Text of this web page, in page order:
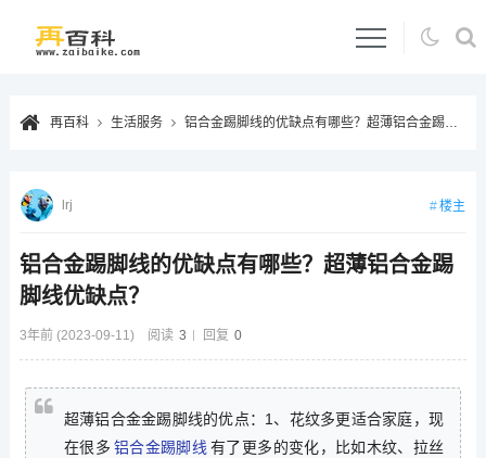
再百科 生活服务 铝合金踢脚线的优缺点有哪些？超薄铝合金踢脚线优缺点？
铝合金踢脚线的优缺点有哪些？超薄铝合金踢
脚线优缺点？
3年前 (2023-09-11) 阅读 3 回复 0
lrj 楼主
超薄铝合金金踢脚线的优点：1、花纹多更适合家庭，现
在很多 铝合金踢脚线 有了更多的变化，比如木纹、拉丝